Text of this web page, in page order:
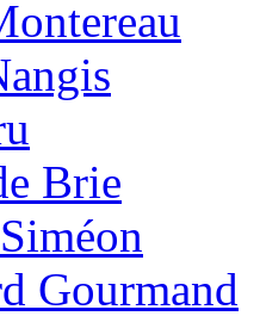
Brie
Gourmand